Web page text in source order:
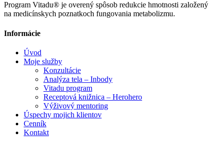
Program Vitadu® je overený spôsob redukcie hmotnosti založený
na medicínskych poznatkoch fungovania metabolizmu.
Informácie
Úvod
Moje služby
Konzultácie
Analýza tela – Inbody
Vitadu program
Receptová knižnica – Herohero
Výživový mentoring
Úspechy mojich klientov
Cenník
Kontakt